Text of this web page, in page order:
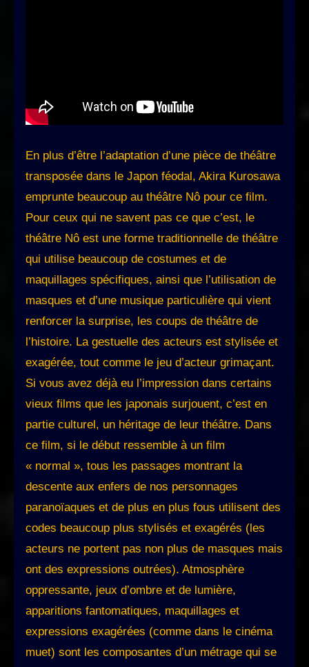
En plus d’être l’adaptation d’une pièce de théâtre
transposée dans le Japon féodal, Akira Kurosawa
emprunte beaucoup au théâtre Nô pour ce film.
Pour ceux qui ne savent pas ce que c’est, le
théâtre Nô est une forme traditionnelle de théâtre
qui utilise beaucoup de costumes et de
maquillages spécifiques, ainsi que l’utilisation de
masques et d’une musique particulière qui vient
renforcer la surprise, les coups de théâtre de
l’histoire. La gestuelle des acteurs est stylisée et
exagérée, tout comme le jeu d’acteur grimaçant.
Si vous avez déjà eu l’impression dans certains
vieux films que les japonais surjouent, c’est en
partie culturel, un héritage de leur théâtre. Dans
ce film, si le début ressemble à un film
« normal », tous les passages montrant la
descente aux enfers de nos personnages
paranoïaques et de plus en plus fous utilisent des
codes beaucoup plus stylisés et exagérés (les
acteurs ne portent pas non plus de masques mais
ont des expressions outrées). Atmosphère
oppressante, jeux d’ombre et de lumière,
apparitions fantomatiques, maquillages et
expressions exagérées (comme dans le cinéma
muet) sont les composantes d’un métrage qui se